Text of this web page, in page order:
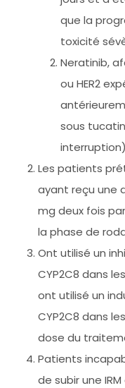
que la
toxicité
Neratinib,
ou HER2
sous
Les patients
ayant reçu une
mg deux fois
la phase de
Ont utilisé un
CYP2C8 dans
ont utilisé un
CYP2C8 dans
dose du
Patients
de subir une